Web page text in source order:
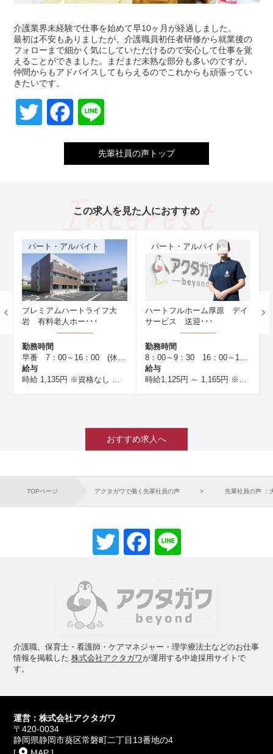
介護業界未経験で仕事を始めて早10ヶ月が経過しました。
最初は不安もありましたが、介護職員初任者研修から就業後の
フォローまで細かく気にしていただけるので安心して仕事を覚
えることができました。まだまだ未熟な部分も多いのですが、
仲間からもアドバイスしてもらえるのでこれからも頑張ってい
きたいです。
TwitterFacebook
先輩社員の声トップ
この求人を見た人におすすめ
※夜勤1回あたり ※日祝は時給換算して1時間当たり50円UP ※処遇改
ート・アルバイト
ミアムハートライフ大
料老人ホー･･･
早番 7：00～16：00 (休憩60分) 遅番 10：00～19：00 (休憩60分) 11：00～20：00(休憩60分) 13：00～22：00(休憩60分) 夜勤(ショート)22：00～翌7：00(休憩60分) 夜勤(ロング)16：00～翌10：00(休憩120分) 早番のみ、遅番のみOK！お気軽にご相談ください♪ ※募集状況は都度ご確認いたします
1,135円 ※資格なし 時給 1,215円 ※初任者研修 月給 1,335円※介護福祉
パート・アルバイト
ハートフルホーム厚原 デイ
サービス 送迎･･･
8：00～9：30 16：00～18：00
時給1,125円 ～ 1,165円 ※交通費込み
ハートフ
時給
おすすめ求人へ
TOPページ アクタガワで働く先輩社員の声 先輩社員の声 ：
TwitterFacebook
介護職、保育士・看護師・ケアマネジャー・理学療法士などのお仕事
情報を掲載した株式会社アクタガワが運用する中途採用サイトで
す。
運営：株式会社アクタガワ
〒420-0034
静岡県静岡市葵区常磐町二丁目13番地の4